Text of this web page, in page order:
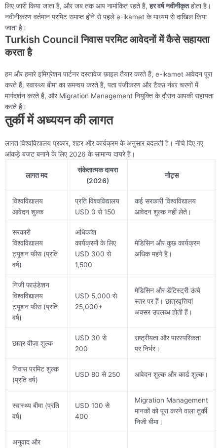
लिए जारी किया जाता है, और जब तक आप नामांकित रहते हैं,हर वर्ष नवीनीकृतहोता है।
नवीनीकरण वर्तमान परमिट समाप्त होने से पहले e-ikamet के माध्यम से दाखिल किया
जाता है।
Turkish Council निवास परमिट आवेदनों में कैसे सहायता
करता है
हम और हमारे इमिग्रेशन पार्टनर दस्तावेज फ़ाइल तैयार करते हैं, e-ikamet आवेदन पूरा
करते हैं, स्वास्थ्य बीमा का समन्वय करते हैं, पता पंजीकरण और टैक्स नंबर चरणों में
मार्गदर्शन करते हैं, और Migration Management नियुक्ति के दौरान आपकी सहायता
करते हैं।
तुर्की में अध्ययन की लागत
लागत विश्वविद्यालय प्रकार, शहर और कार्यक्रम के अनुसार बदलती है। नीचे दिए गए
आंकड़े बजट बनाने के लिए 2026 के सामान्य दायरे हैं।
लागत मद
संकेतात्मक दायरा
(2026)
नोट्स
विश्वविद्यालय
आवेदन शुल्क
प्रति विश्वविद्यालय
USD 0 से 150
कई सरकारी विश्वविद्यालय
आवेदन शुल्क नहीं लेते।
सरकारी
विश्वविद्यालय
ट्यूशन फीस (प्रति
वर्ष)
अधिकांश
कार्यक्रमों के लिए
USD 300 से
1,500
मेडिसिन और कुछ कार्यक्रम
अधिक महंगे हैं।
निजी फाउंडेशन
विश्वविद्यालय
ट्यूशन फीस (प्रति
वर्ष)
USD 5,000 से
25,000+
मेडिसिन और डेंटिस्ट्री ऊंचे
स्तर पर हैं। छात्रवृत्तियां
अक्सर उपलब्ध होती हैं।
छात्र वीज़ा शुल्क
USD 30 से
200
राष्ट्रीयता और पारस्परिकता
पर निर्भर।
निवास परमिट शुल्क
(प्रति वर्ष)
USD 80 से 250 आवेदन शुल्क और कार्ड शुल्क।
स्वास्थ्य बीमा (प्रति
वर्ष)
USD 100 से
400
Migration Management
मानकों को पूरा करने वाला तुर्की
निजी बीमा।
अनुवाद और